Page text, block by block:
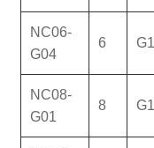
NC06-
G04
6
NC08-
G01
8